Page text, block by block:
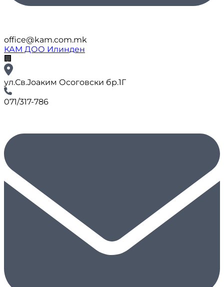
office@kam.com.mk
КАМ ДОО Илинден
🏢
ул.Св.Јоаким Осоговски бр.1Г
071/317-786